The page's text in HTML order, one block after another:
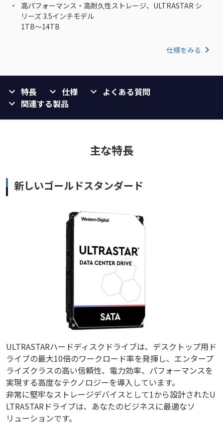
高パフォーマンス・高耐久性ストレージ、ULTRASTAR シ
リーズ 3.5インチモデル
1TB～14TB
仕様をみる
特長 仕様
よくある質問
関連する製品
主な特長
新しいゴールドスタンダード
ULTRASTARハードディスクドライブは、デスクトップ用ド
ライブの最大10倍のワークロード率を発揮し、エンタープ
ライズクラスの高い信頼性、電力効率、パフォーマンスを
実現する高度なテクノロジーを導入しています。
非常に堅牢なストレージデバイスとして1から設計されたU
LTRASTARドライブは、あなたのビジネスに最適なソ
リューションです。